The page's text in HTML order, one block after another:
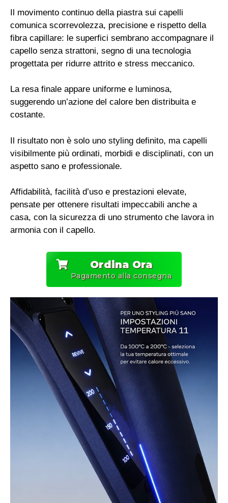
Il movimento continuo della piastra sui capelli
comunica scorrevolezza, precisione e rispetto della
fibra capillare: le superfici sembrano accompagnare il
capello senza strattoni, segno di una tecnologia
progettata per ridurre attrito e stress meccanico.
La resa finale appare uniforme e luminosa,
suggerendo un’azione del calore ben distribuita e
costante.
Il risultato non è solo uno styling definito, ma capelli
visibilmente più ordinati, morbidi e disciplinati, con un
aspetto sano e professionale.
Affidabilità, facilità d’uso e prestazioni elevate,
pensate per ottenere risultati impeccabili anche a
casa, con la sicurezza di uno strumento che lavora in
armonia con il capello.
Ordina Ora
Pagamento alla consegna